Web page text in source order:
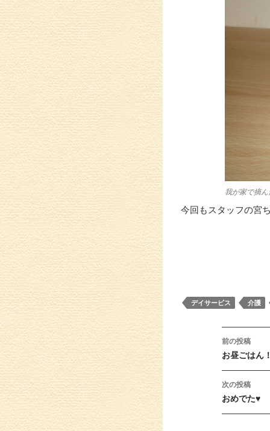
我が家で摘
今回もスタッフの宮
デイサービス 介護
投稿
前の投稿
お昼ごはん
次の投稿
おめでた♥